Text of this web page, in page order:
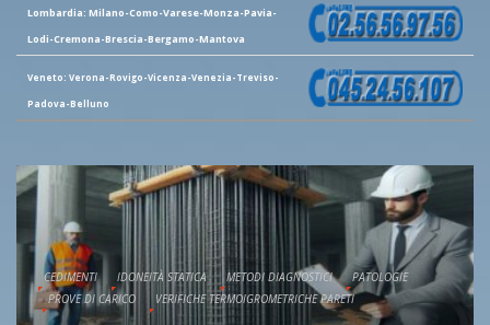
Lombardia: Milano-Como-Varese-Monza-Pavia-
Lodi-Cremona-Brescia-Bergamo-Mantova
Veneto: Verona-Rovigo-Vicenza-Venezia-Treviso-
Padova-Belluno
CEDIMENTI IDONEITÀ STATICA METODI DIAGNOSTICI
PATOLOGIE
PROVE DI CARICO
VERIFICHE TERMOIGROMETRICHE PARETI